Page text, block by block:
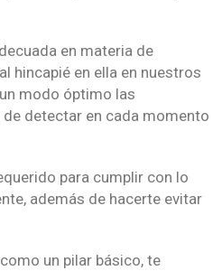
en materia de
hincapié en ella en nuestros
modo óptimo las
detectar en cada momento
para cumplir con lo
además de hacerte evitar
un pilar básico, te